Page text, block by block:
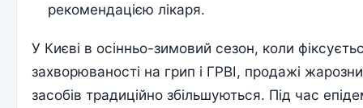
рекомендацією лікаря.
У Києві в осінньо-зимовий сезон, коли
захворюваності на грип і ГРВІ, продажі
засобів традиційно збільшуються. Під час